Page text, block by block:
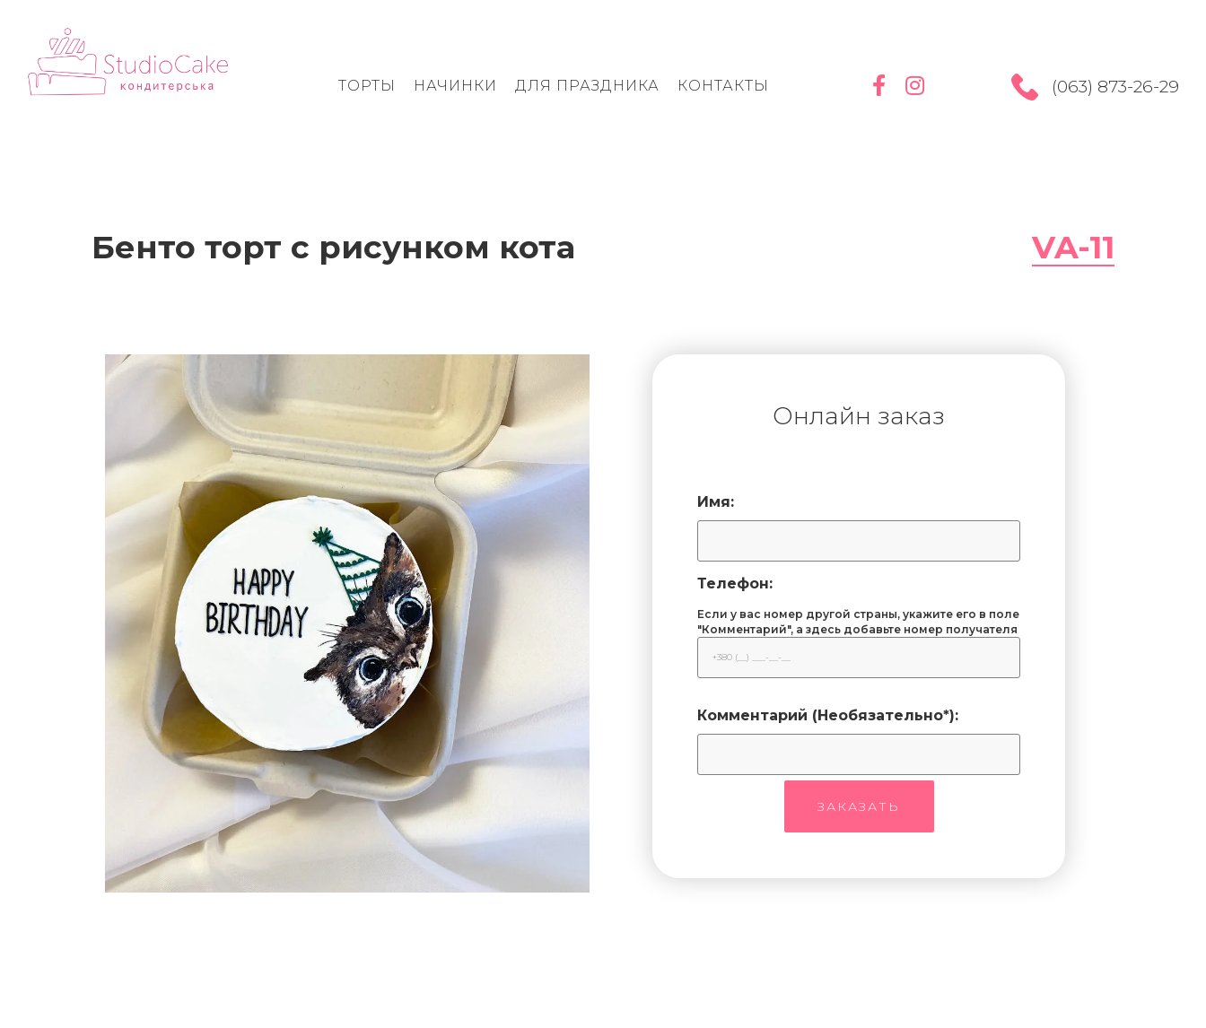
ТОРТЫ НАЧИНКИ ДЛЯ ПРАЗДНИКА КОНТАКТЫ (063) 873-26-29
Бенто торт с рисунком кота VA-11
Онлайн заказ
Имя:
Телефон:
Если у вас номер другой страны, укажите его в поле
"Комментарий", а здесь добавьте номер получателя
Комментарий (Необязательно*):